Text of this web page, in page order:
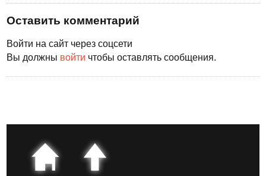
Оставить комментарий
Войти на сайт через соцсети
Вы должны войти чтобы оставлять сообщения.